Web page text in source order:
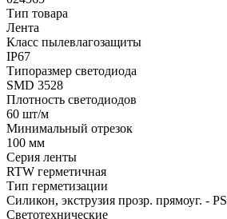
Тип товара
Лента
Класс пылевлагозащиты
IP67
Типоразмер светодиода
SMD 3528
Плотность светодиодов
60 шт/м
Минимальный отрезок
100 мм
Серия ленты
RTW герметичная
Тип герметизации
Силикон, экструзия прозр. прямоуг. - PS
Светотехнические